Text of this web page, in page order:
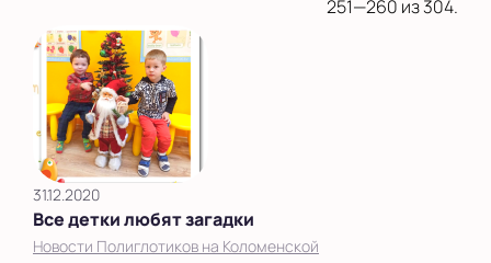
на Домодедовской
на Коломенской
в Московской
области
Выбрать другой город
251—260 из 304.
31.12.2020
Все детки любят загадки
Новости Полиглотиков на Коломенской